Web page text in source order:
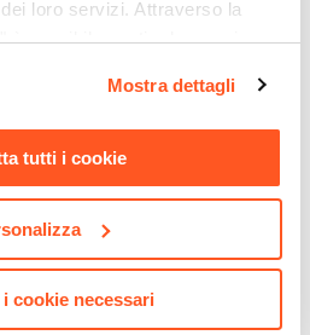
loro servizi. Attraverso la
è possibile gestire le proprie
si invita a leggere la
Mostra dettagli
tutti i cookie
cookie necessari
CODICE:EMB-T2K